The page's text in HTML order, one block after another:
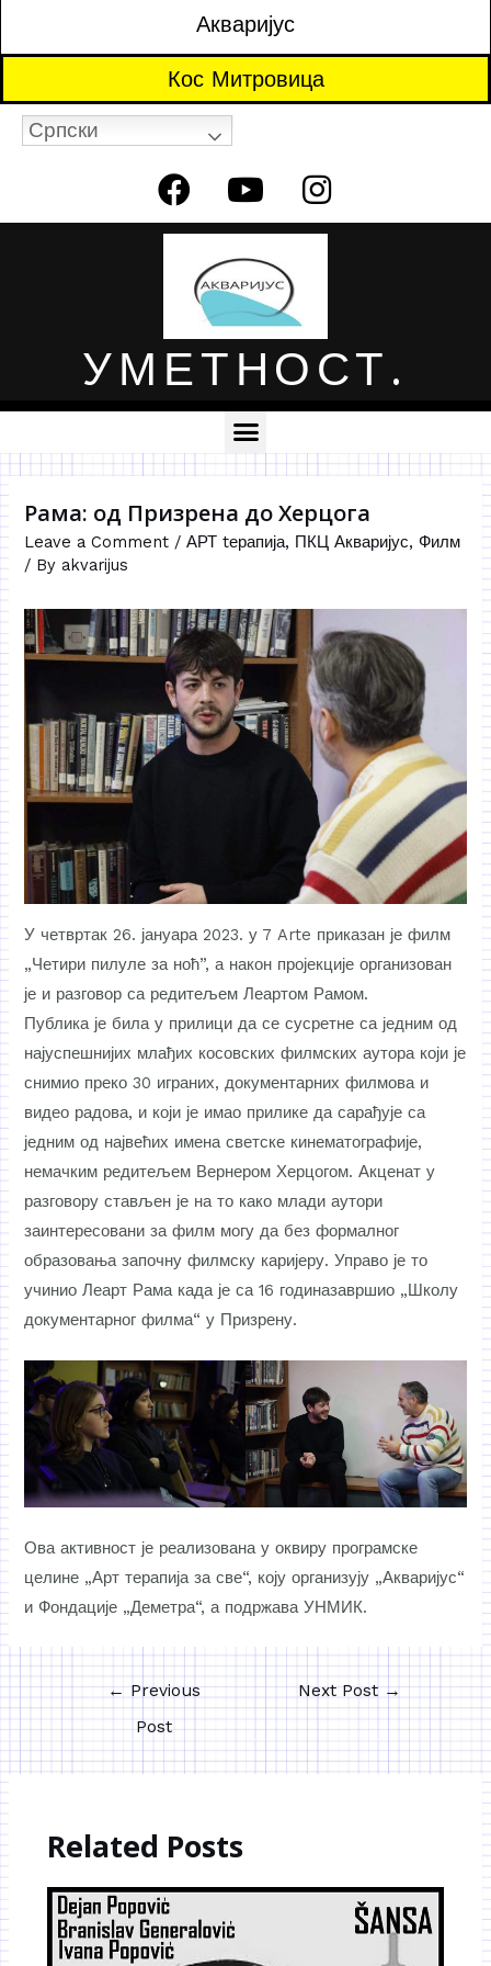
Акваријус
Кос Митровица
Српски
УМЕТНОСТ.
Рама: од Призрена до Херцога
Leave a Comment /АРТ tерапија, ПКЦ Акваријус,Филм
/ By akvarijus
У четвртак 26. јануара 2023. у 7 Arte приказан је филм
„Четири пилуле за ноћ”, а након пројекције организован
је и разговор са редитељем Леартом Рамом.
Публика је била у прилици да се сусретне са једним од
најуспешнијих млађих косовских филмских аутора који је
снимио преко 30 играних, документарних филмова и
видео радова, и који је имао прилике да сарађује са
једним од највећих имена светске кинематографије,
немачким редитељем Вернером Херцогом. Акценат у
разговору стављен је на то како млади аутори
заинтересовани за филм могу да без формалног
образовања започну филмску каријеру. Управо је то
учинио Леарт Рама када је са 16 годиназавршио „Школу
документарног филма“ у Призрену.
Ова активност је реализована у оквиру програмске
целине „Арт терапија за све“, коју организују „Акваријус“
и Фондације „Деметра“, а подржава УНМИК.
←Previous
Post
Next Post→
Related Posts